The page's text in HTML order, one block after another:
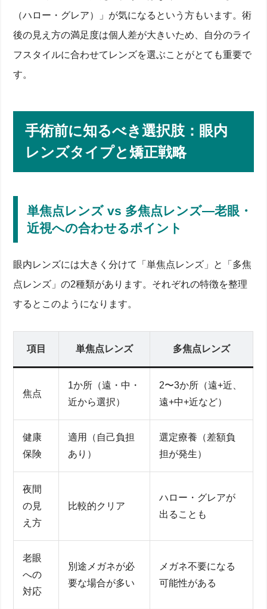
（ハロー・グレア）」が気になるという方もいます。術
後の見え方の満足度は個人差が大きいため、自分のライ
フスタイルに合わせてレンズを選ぶことがとても重要で
す。
手術前に知るべき選択肢：眼内
レンズタイプと矯正戦略
単焦点レンズ vs 多焦点レンズ―老眼・
近視への合わせるポイント
眼内レンズには大きく分けて「単焦点レンズ」と「多焦
点レンズ」の2種類があります。それぞれの特徴を整理
するとこのようになります。
項目 単焦点レンズ 多焦点レンズ
焦点
1か所（遠・中・
近から選択）
2〜3か所（遠+近、
遠+中+近など）
健康
保険
適用（自己負担
あり）
選定療養（差額負
担が発生）
夜間
の見
え方
比較的クリア
ハロー・グレアが
出ることも
老眼
への
対応
別途メガネが必
要な場合が多い
メガネ不要になる
可能性がある